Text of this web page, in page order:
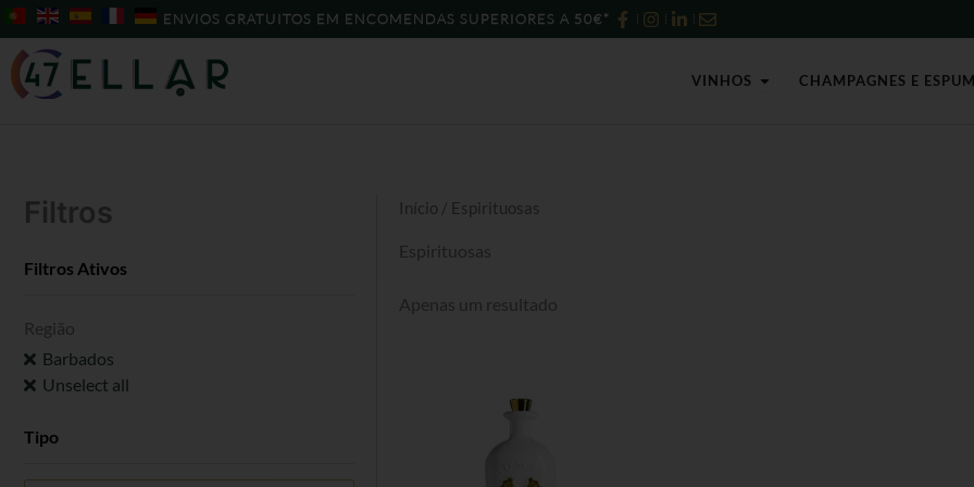
Skip
to
content
ENVIOS GRATUITOS EM ENCOMENDAS SUPERIORES A 50€*
VINHOS Open Vinhos
CHAMPAGNES E
Filtros
Filtros Ativos
Região
Barbados
Unselect all
Tipo
Início / Espirituosas
Espirituosas
Apenas um resultado